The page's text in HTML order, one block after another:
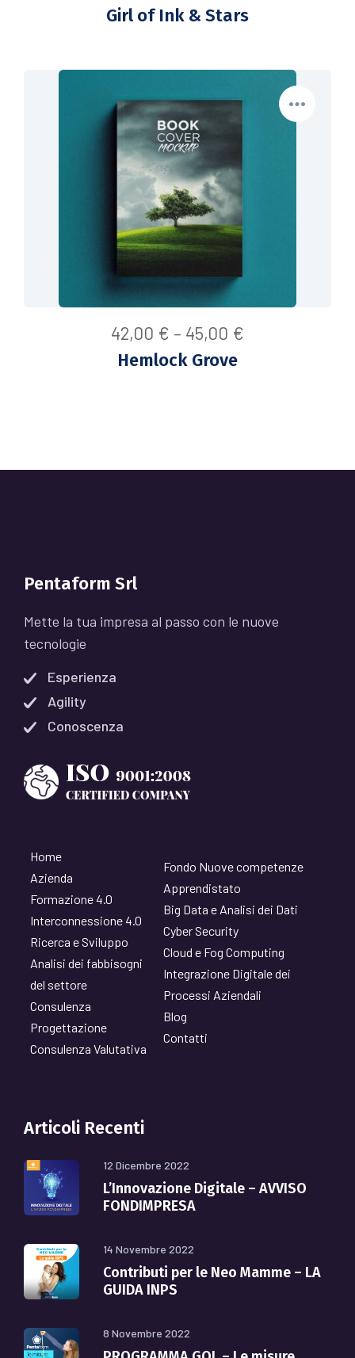
Girl of Ink & Stars
42,00 € – 45,00 €
Hemlock Grove
Pentaform Srl
Mette la tua impresa al passo con le nuove
tecnologie
Esperienza
Agility
Conoscenza
Home
Azienda
Formazione 4.0
Interconnessione 4.0
Ricerca e Sviluppo
Analisi dei fabbisogni
del settore
Consulenza
Progettazione
Consulenza Valutativa
Fondo Nuove competenze
Apprendistato
Big Data e Analisi dei Dati
Cyber Security
Cloud e Fog Computing
Integrazione Digitale dei
Processi Aziendali
Blog
Contatti
Articoli Recenti
12 Dicembre 2022
L’Innovazione Digitale – AVVISO
FONDIMPRESA
14 Novembre 2022
Contributi per le Neo Mamme – LA
GUIDA INPS
8 Novembre 2022